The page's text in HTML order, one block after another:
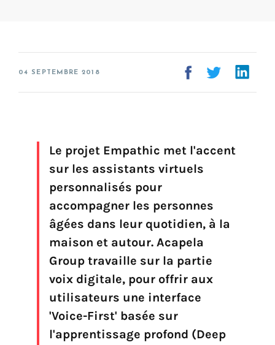
Voix marque
Production audio Desktop (Pro)
Voix pour Chromebooks (usage personnel)
Voix pour Google Play (usage personnel)
Voix pour lecteur d'écran NVDA (usage personnel)
Trouvez votre solution
Go !
04 SEPTEMBRE 2018
Le projet Empathic met l'accent
sur les assistants virtuels
personnalisés pour
accompagner les personnes
âgées dans leur quotidien, à la
maison et autour. Acapela
Group travaille sur la partie
voix digitale, pour offrir aux
utilisateurs une interface
'Voice-First' basée sur
l'apprentissage profond (Deep